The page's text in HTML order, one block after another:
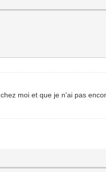
moi et que je n'ai pas